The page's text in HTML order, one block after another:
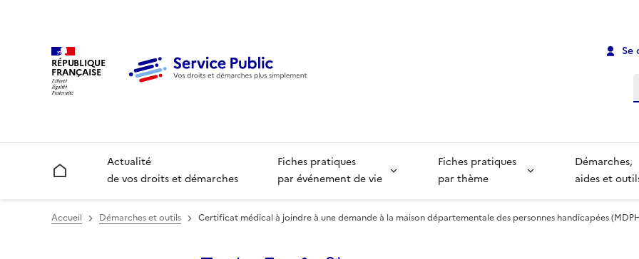
RÉPUBLIQUE
FRANÇAISE
Se
Accueil
Actualité
de vos droits et démarches
Fiches pratiques
par événement de vie
Fiches pratiques
par thème
Démarches,
aides et
Accueil Démarches et outils Certificat médical à joindre à une demande à la maison départementale des personnes handicapées